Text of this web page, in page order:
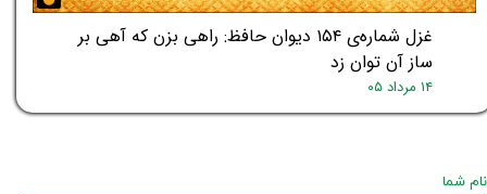
غزل شماره‌ی ۱۵۴ دیوان حافظ: راهی بزن که آهی بر
ساز آن توان زد
۱۴ مرداد ۰۵
نام شما